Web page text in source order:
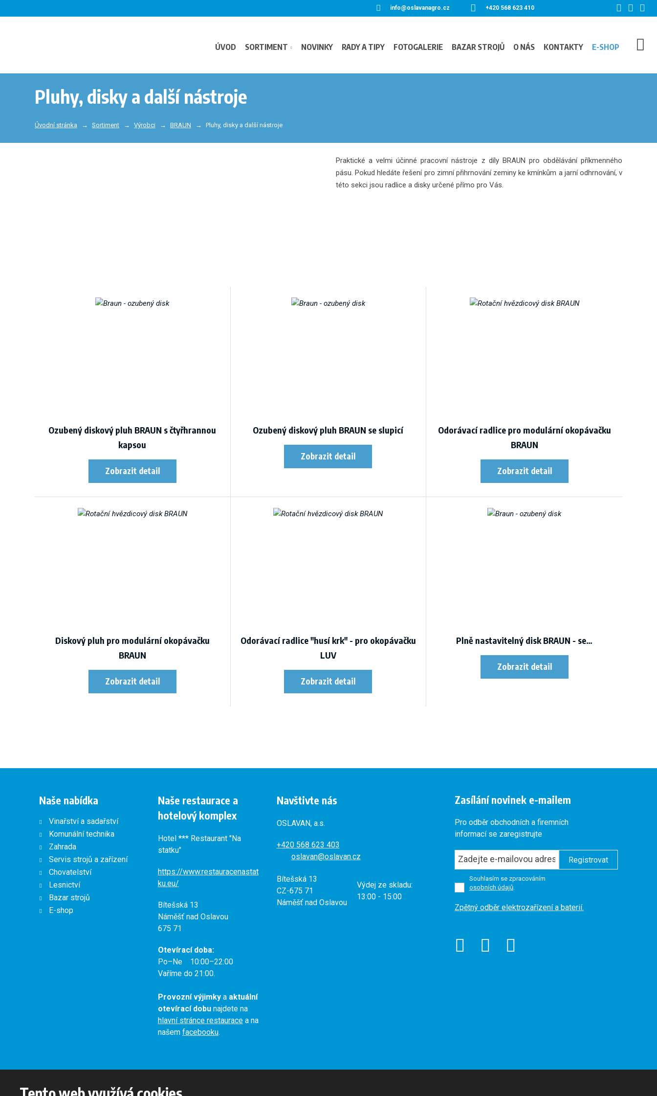
info@oslavanagro.cz +420 568 623 410
ÚVOD SORTIMENT NOVINKY RADY A TIPY FOTOGALERIE BAZAR STROJŮ O NÁS KONTAKTY E-SHOP
Pluhy, disky a další nástroje
Úvodní stránka Sortiment Výrobci BRAUN Pluhy, disky a další nástroje
Praktické a velmi účinné pracovní nástroje z díly BRAUN pro obdělávání příkmenného
pásu. Pokud hledáte řešení pro zimní přihrnování zeminy ke kmínkům a jarní odhrnování, v
této sekci jsou radlice a disky určené přímo pro Vás.
Ozubený diskový pluh BRAUN s čtyřhrannou
kapsou
Ozubený diskový pluh BRAUN se slupicí
Odorávací radlice pro modulární okopávačku
BRAUN
Diskový pluh pro modulární okopávačku
BRAUN
Odorávací radlice "husí krk" - pro okopávačku
LUV
Plně nastavitelný disk BRAUN - se…
Naše nabídka
Vinařství a sadařství
Komunální technika
Zahrada
Servis strojů a zařízení
Chovatelství
Lesnictví
Bazar strojů
E-shop
Naše restaurace a
hotelový komplex
Hotel *** Restaurant "Na
statku"
https://www.restauracenastat
ku.eu/
Bítešská 13
Náměšť nad Oslavou
675 71
Otevírací doba:
Po–Ne 10:00–22:00
Vaříme do 21:00.
Provozní výjimkya aktuální
otevírací dobunajdete na
hlavní stránce restauracea na
našem facebooku.
Navštivte nás
OSLAVAN, a.s.
+420 568 623 403
oslavan@oslavan.cz
Bítešská 13
CZ-675 71
Náměšť nad Oslavou
Výdej ze skladu:
13:00 - 15:00
Zasílání novinek e-mailem
Pro odběr obchodních a firemních
informací se zaregistrujte
Souhlasím se zpracováním
osobních údajů.
Registrovat
Formulář
odeslat.
Zpětný odběr elektrozařízení a baterií.
© 2026, Oslavan, a.s. - všechna práva vyhrazena